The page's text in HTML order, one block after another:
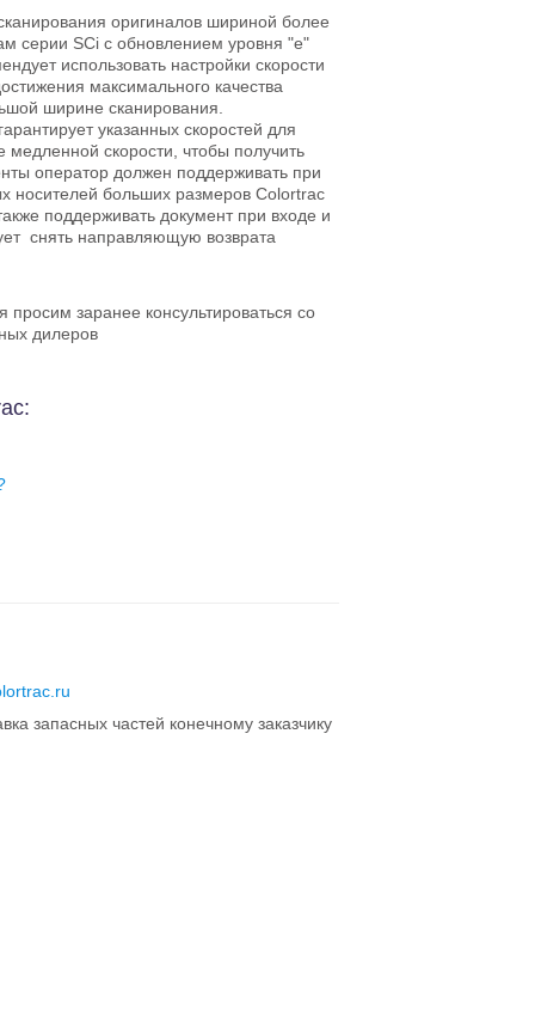
оригиналов шириной более
серии SCi с обновлением уровня "e"
использовать настройки скорости
максимального качества
ширине сканирования.
указанных скоростей для
медленной скорости, чтобы получить
оператор должен поддерживать при
носителей больших размеров Colortrac
поддерживать документ при входе и
снять направляющую возврата
заранее консультироваться со
дилеров
запасных частей конечному заказчику